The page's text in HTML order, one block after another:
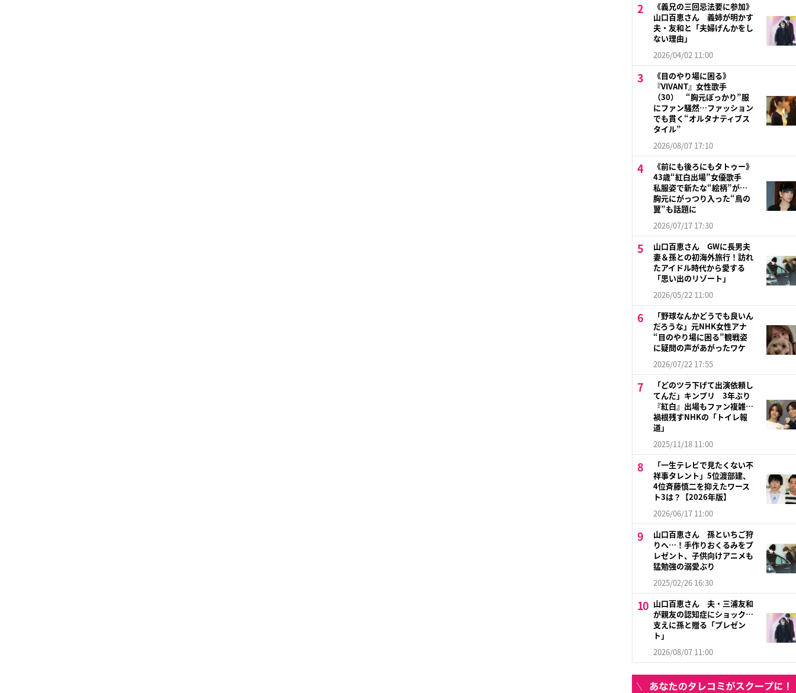
《義兄の三回忌法要に参加》
山口百恵さん 義姉が明かす
夫・友和と「夫婦げんかをし
ない理由」
2026/04/02 11:00
《目のやり場に困る》
『VIVANT』女性歌手
（30） “胸元ぽっかり”服
にファン騒然…ファッション
でも貫く“オルタナティブス
タイル”
2026/08/07 17:10
《前にも後ろにもタトゥー》
43歳“紅白出場”女優歌手
私服姿で新たな“絵柄”が…
胸元にがっつり入った“鳥の
翼”も話題に
2026/07/17 17:30
山口百恵さん GWに長男夫
妻＆孫との初海外旅行！訪れ
たアイドル時代から愛する
「思い出のリゾート」
2026/05/22 11:00
「野球なんかどうでも良いん
だろうな」元NHK女性アナ
“目のやり場に困る”観戦姿
に疑問の声があがったワケ
2026/07/22 17:55
「どのツラ下げて出演依頼し
てんだ」キンプリ 3年ぶり
『紅白』出場もファン複雑…
禍根残すNHKの「トイレ報
道」
2025/11/18 11:00
「一生テレビで見たくない不
祥事タレント」5位渡部建、
4位斉藤慎二を抑えたワース
ト3は？【2026年版】
2026/06/17 11:00
山口百恵さん 孫といちご狩
りへ…！手作りおくるみをプ
レゼント、子供向けアニメも
猛勉強の溺愛ぶり
2025/02/26 16:30
山口百恵さん 夫・三浦友和
が親友の認知症にショック…
支えに孫と贈る「プレゼン
ト」
2026/08/07 11:00